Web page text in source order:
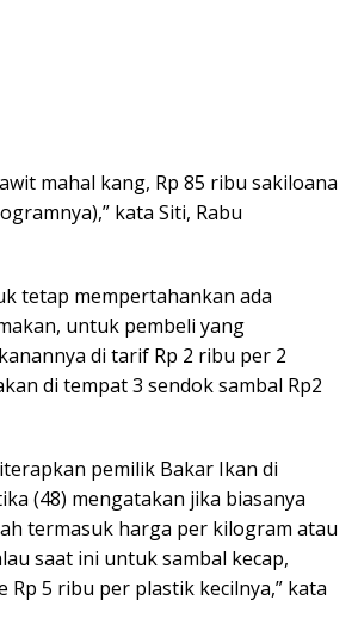
mahal kang, Rp 85 ribu sakiloana
kata Siti, Rabu
tetap mempertahankan ada
untuk pembeli yang
di tarif Rp 2 ribu per 2
di tempat 3 sendok sambal Rp2
pemilik Bakar Ikan di
(48) mengatakan jika biasanya
termasuk harga per kilogram atau
saat ini untuk sambal kecap,
Rp 5 ribu per plastik kecilnya,” kata